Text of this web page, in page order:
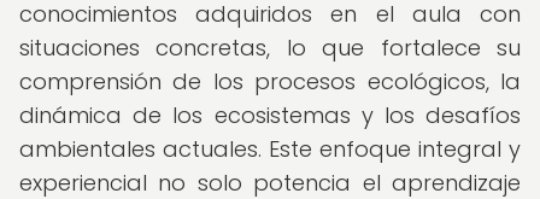
conocimientos adquiridos en el aula con
situaciones concretas, lo que fortalece su
comprensión de los procesos ecológicos, la
dinámica de los ecosistemas y los desafíos
ambientales actuales. Este enfoque integral y
experiencial no solo potencia el aprendizaje